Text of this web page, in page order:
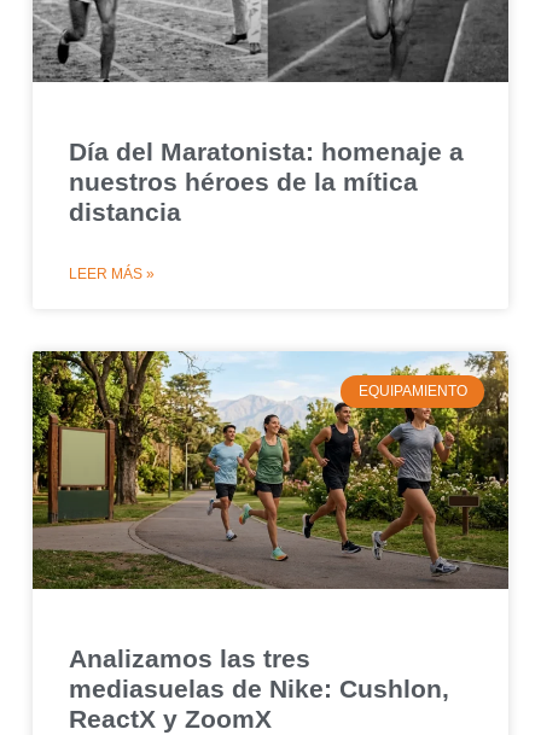
Día del Maratonista: homenaje a
nuestros héroes de la mítica
distancia
LEER MÁS »
EQUIPAMIENTO
Analizamos las tres
mediasuelas de Nike: Cushlon,
ReactX y ZoomX